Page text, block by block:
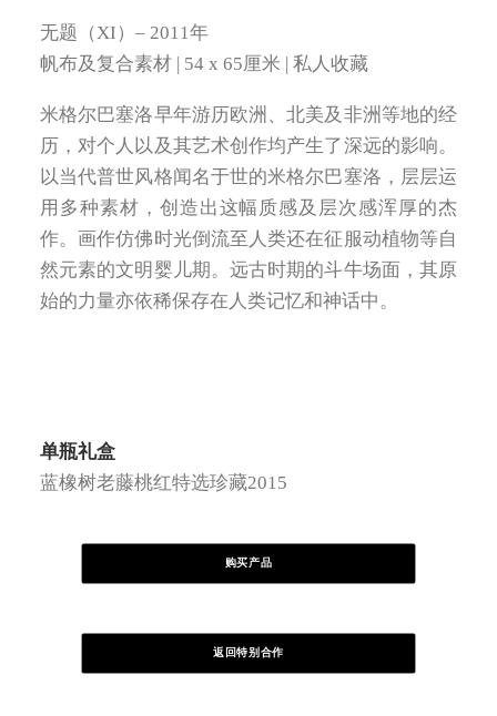
无题（XI）– 2011年
帆布及复合素材 | 54 x 65厘米 | 私人收藏
米格尔巴塞洛早年游历欧洲、北美及非洲等地的经
历，对个人以及其艺术创作均产生了深远的影响。
以当代普世风格闻名于世的米格尔巴塞洛，层层运
用多种素材，创造出这幅质感及层次感浑厚的杰
作。画作仿佛时光倒流至人类还在征服动植物等自
然元素的文明婴儿期。远古时期的斗牛场面，其原
始的力量亦依稀保存在人类记忆和神话中。
单瓶礼盒
蓝橡树老藤桃红特选珍藏2015
购买产品
返回特别合作